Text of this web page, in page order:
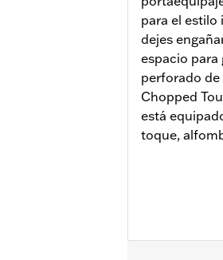
para el estilo
dejes
espacio para
perforado de
Chopped
está
toque,